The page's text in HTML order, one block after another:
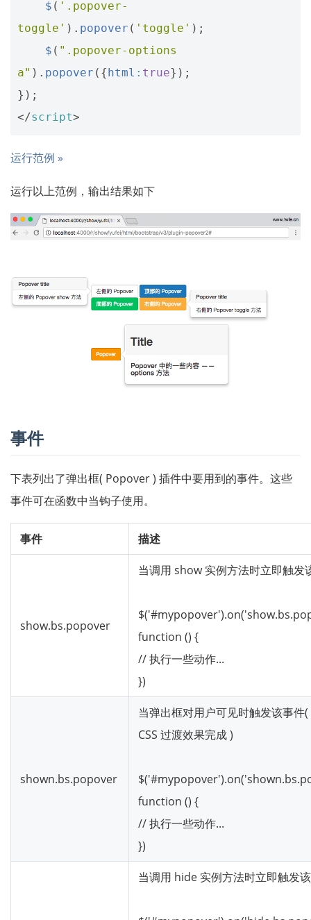
$ ( '.popover-
toggle' ). popover ( 'toggle' );
$ ( ".popover-options
a" ). popover ({html : true});
});
</script>
运行范例 »
运行以上范例，输出结果如下
事件
下表列出了弹出框( Popover ) 插件中要用到的事件。这些
事件可在函数中当钩子使用。
事件 描述
show.bs.popover
当调用 show 实例方法时立即触发
function () {
// 执行一些动作...
})
shown.bs.popover
当弹出框对用户可见时触发该事件
CSS 过渡效果完成 )
function () {
// 执行一些动作...
})
当调用 hide 实例方法时立即触发